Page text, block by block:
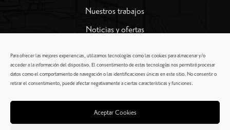
Para ofrecer las mejores experiencias, utilizamos tecnologías como las cookies para almacenar y/o
acceder a la información del dispositivo. El consentimiento de estas tecnologías nos permitirá procesar
datos como el comportamiento de navegación o las identificaciones únicas en este sitio. No consentir o
retirar el consentimiento, puede afectar negativamente a ciertas características y funciones.
Aceptar Cookies
Nuestros trabajos
Noticias y ofertas
MÁS SERVICIOS
Presupuesto en 48 horas
Presupuesto gratis
Ayuda Financiación